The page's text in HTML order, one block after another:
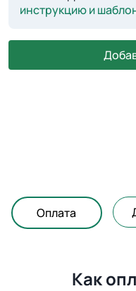
инструкцию и
Оплата
Как